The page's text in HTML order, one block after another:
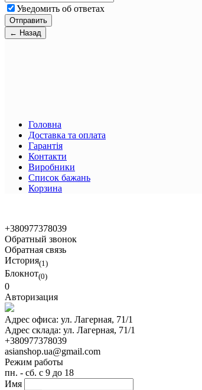
Уведомить об ответах
Головна
Доставка та оплата
Гарантія
Контакти
Виробники
Список бажань
Корзина
+380977378039
Обратный звонок
Обратная связь
История(1)
Блокнот(0)
0
Авторизация
Адрес офиса: ул. Лагерная, 71/1
Адрес склада: ул. Лагерная, 71/1
+380977378039
asianshop.ua@gmail.com
Режим работы
пн. - сб. с 9 до 18
Имя